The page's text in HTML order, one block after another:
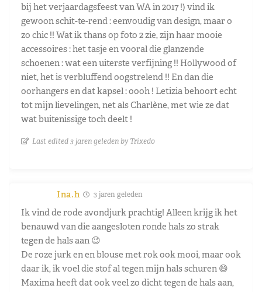
bij het verjaardagsfeest van WA in 2017 !) vind ik
gewoon schit-te-rend : eenvoudig van design, maar o
zo chic !! Wat ik thans op foto 2 zie, zijn haar mooie
accessoires : het tasje en vooral die glanzende
schoenen : wat een uiterste verfijning !! Hollywood of
niet, het is verbluffend oogstrelend !! En dan die
oorhangers en dat kapsel : oooh ! Letizia behoort echt
tot mijn lievelingen, net als Charlène, met wie ze dat
wat buitenissige toch deelt !
Last edited 3 jaren geleden by Trixedo
Ina.h 3 jaren geleden
Ik vind de rode avondjurk prachtig! Alleen krijg ik het
benauwd van die aangesloten ronde hals zo strak
tegen de hals aan 😉
De roze jurk en en blouse met rok ook mooi, maar ook
daar ik, ik voel die stof al tegen mijn hals schuren 😄
Maxima heeft dat ook veel zo dicht tegen de hals aan,